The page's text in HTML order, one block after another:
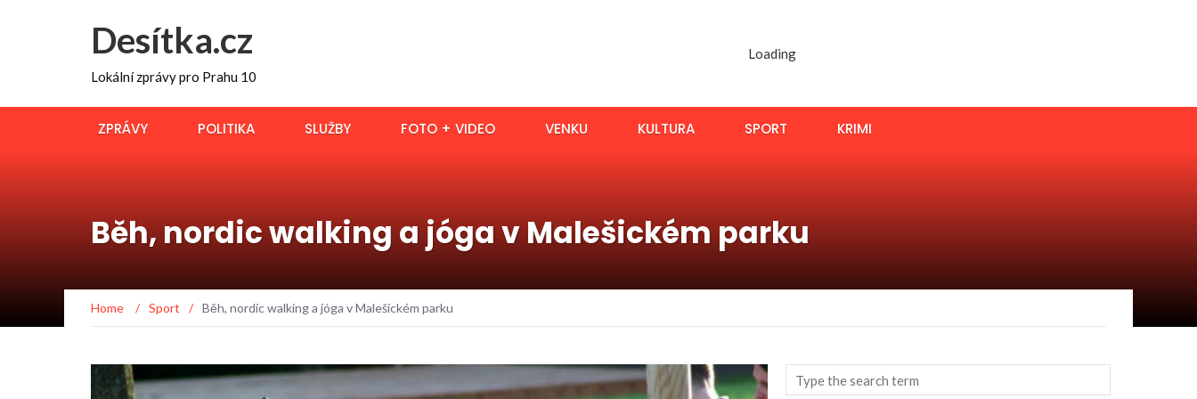
Desítka.cz
Lokální zprávy pro Prahu 10
Loading
ZPRÁVY POLITIKA SLUŽBY FOTO + VIDEO VENKU KULTURA SPORT KRIMI
Běh, nordic walking a jóga v Malešickém parku
Home / Sport / Běh, nordic walking a jóga v Malešickém parku